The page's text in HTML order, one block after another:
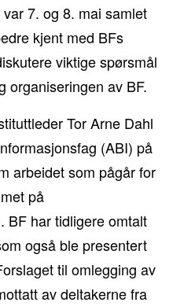
7. og 8. mai samlet
kjent med BFs
viktige spørsmål
organiseringen av BF.
Tor Arne Dahl
(ABI) på
arbeidet som pågår for
på
BF har tidligere omtalt
også ble presentert
til omlegging av
av deltakerne fra